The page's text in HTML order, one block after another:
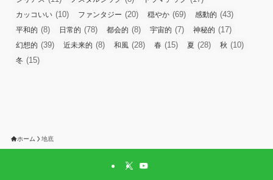
カッコいい (10) ファンタジー (20) 穏やか (69) 感動的 (43)
平和的 (8) 日常的 (78) 都会的 (8) 宇宙的 (7) 神秘的 (17)
幻想的 (39) 近未来的 (8) 和風 (28) 春 (15) 夏 (28) 秋 (10)
冬 (15)
ホーム 地底